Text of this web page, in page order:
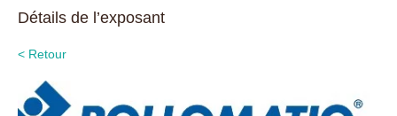
Détails de l’exposant
< Retour